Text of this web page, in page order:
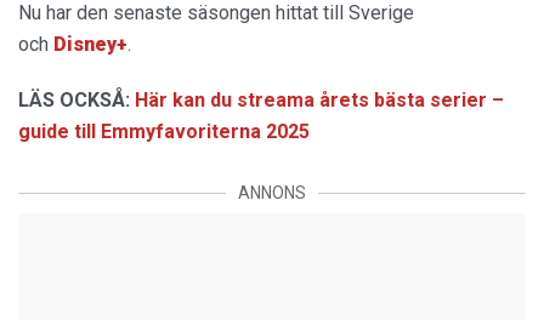
Nu har den senaste säsongen hittat till Sverige
och Disney+.
LÄS OCKSÅ: Här kan du streama årets bästa serier –
guide till Emmyfavoriterna 2025
ANNONS